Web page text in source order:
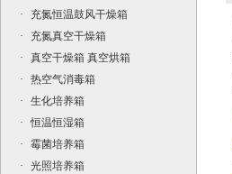
·
充氮恒温鼓风干燥箱
·
充氮真空干燥箱
·
真空干燥箱 真空烘箱
·
热空气消毒箱
·
生化培养箱
·
恒温恒湿箱
·
霉菌培养箱
·
光照培养箱